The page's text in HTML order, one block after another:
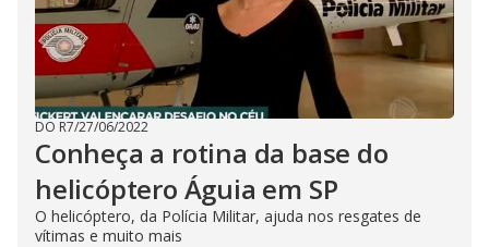
DO R7/27/06/2022
Conheça a rotina da base do
helicóptero Águia em SP
O helicóptero, da Polícia Militar, ajuda nos resgates de
vítimas e muito mais